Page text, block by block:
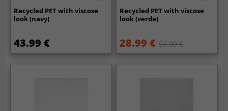
Recycled PET with viscose
look (navy)
43.99 €
Recycled PET with viscose
look (verde)
28.99 € 57.99 €